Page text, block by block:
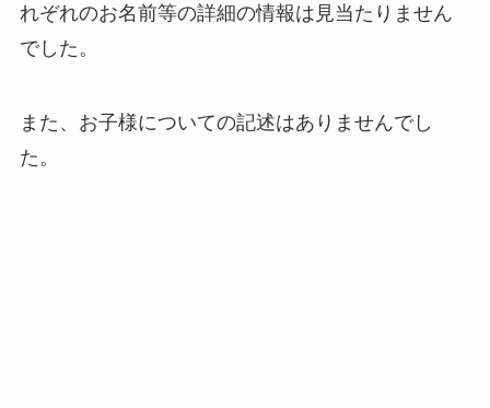
れぞれのお名前等の詳細の情報は見当たりません
でした。
また、 お子様についての記述はありませんでし
た。